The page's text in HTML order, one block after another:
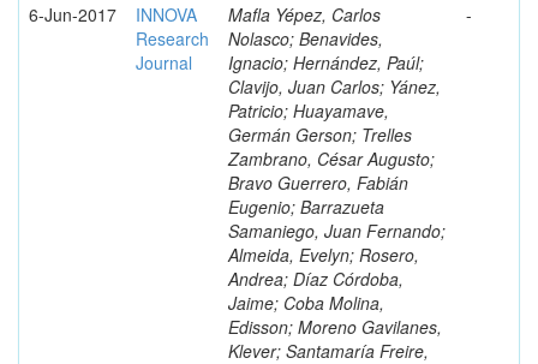
6-Jun-2017
INNOVA
Research
Journal
Mafla Yépez, Carlos
Nolasco; Benavides,
Ignacio; Hernández, Paúl;
Clavijo, Juan Carlos; Yánez,
Patricio; Huayamave,
Germán Gerson; Trelles
Zambrano, César Augusto;
Bravo Guerrero, Fabián
Eugenio; Barrazueta
Samaniego, Juan Fernando;
Almeida, Evelyn; Rosero,
Andrea; Díaz Córdoba,
Jaime; Coba Molina,
Edisson; Moreno Gavilanes,
Klever; Santamaría Freire,
-